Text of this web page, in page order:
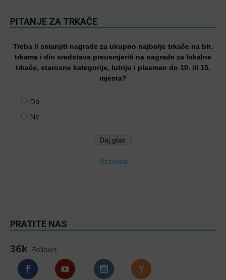
PITANJE ZA TRKAČE
Treba li smanjiti nagrade za ukupno najbolje trkače na bh.
trkama i dio sredstava preusmjeriti na nagrade za lokalne
trkače, starosne kategorije, lutriju i plasman do 10. ili 15.
mjesta?
Da
Ne
Rezultati
PRATITE NAS
36k Follows